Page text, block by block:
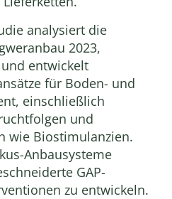
analysiert die
2023,
entwickelt
für Boden- und
einschließlich
und
wie Biostimulanzien.
Anbausysteme
GAP-
zu entwickeln.